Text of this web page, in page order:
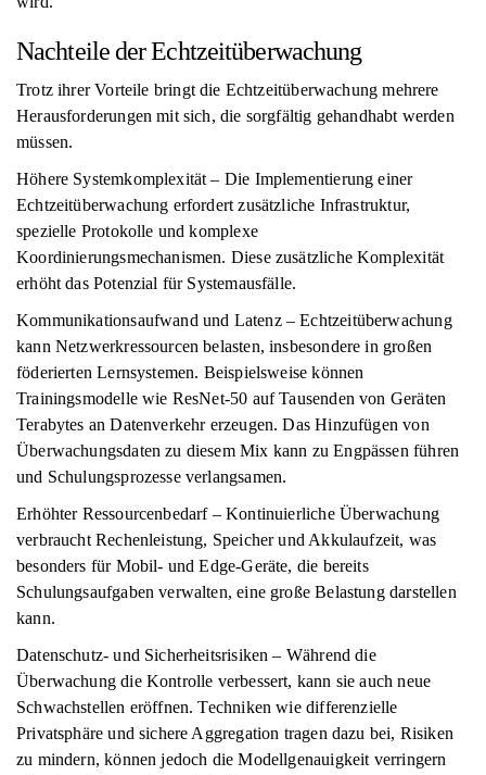
Nachteile der Echtzeitüberwachung
Trotz ihrer Vorteile bringt die Echtzeitüberwachung mehrere
Herausforderungen mit sich, die sorgfältig gehandhabt werden
müssen.
Höhere Systemkomplexität – Die Implementierung einer
Echtzeitüberwachung erfordert zusätzliche Infrastruktur,
spezielle Protokolle und komplexe
Koordinierungsmechanismen. Diese zusätzliche Komplexität
erhöht das Potenzial für Systemausfälle.
Kommunikationsaufwand und Latenz – Echtzeitüberwachung
kann Netzwerkressourcen belasten, insbesondere in großen
föderierten Lernsystemen. Beispielsweise können
Trainingsmodelle wie ResNet-50 auf Tausenden von Geräten
Terabytes an Datenverkehr erzeugen. Das Hinzufügen von
Überwachungsdaten zu diesem Mix kann zu Engpässen führen
und Schulungsprozesse verlangsamen.
Erhöhter Ressourcenbedarf – Kontinuierliche Überwachung
verbraucht Rechenleistung, Speicher und Akkulaufzeit, was
besonders für Mobil- und Edge-Geräte, die bereits
Schulungsaufgaben verwalten, eine große Belastung darstellen
kann.
Datenschutz- und Sicherheitsrisiken – Während die
Überwachung die Kontrolle verbessert, kann sie auch neue
Schwachstellen eröffnen. Techniken wie differenzielle
Privatsphäre und sichere Aggregation tragen dazu bei, Risiken
zu mindern, können jedoch die Modellgenauigkeit verringern